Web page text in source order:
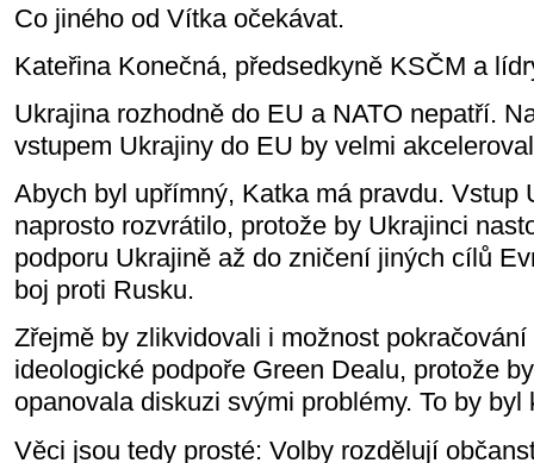
Co jiného od Vítka očekávat.
Kateřina Konečná, předsedkyně KSČM a
Ukrajina rozhodně do EU a NATO nepatří.
vstupem Ukrajiny do EU by velmi
Abych byl upřímný, Katka má pravdu. Vstup
naprosto rozvrátilo, protože by Ukrajinci
podporu Ukrajině až do zničení jiných cílů
boj proti Rusku.
Zřejmě by zlikvidovali i možnost
ideologické podpoře Green Dealu, protože
opanovala diskuzi svými problémy. To by byl
Věci jsou tedy prosté: Volby rozdělují